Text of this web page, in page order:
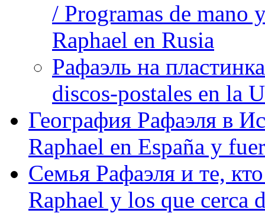
/ Programas de mano
Raphael en Rusia
Рафаэль на
discos-postales en la
География Рафаэля в
Raphael en España y
Семья Рафаэля и те,
Raphael y los que cerca